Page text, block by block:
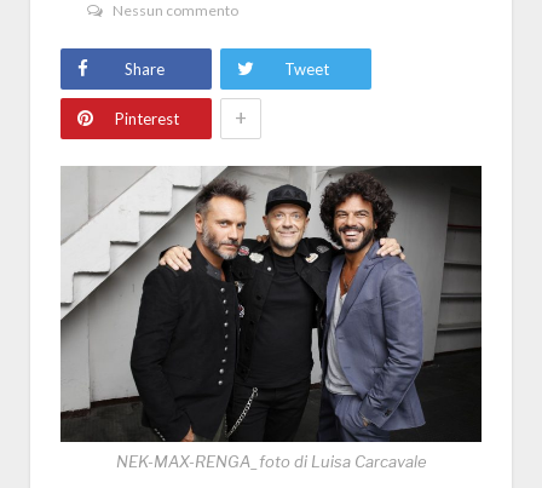
Nessun commento
Share Tweet
Pinterest +
NEK-MAX-RENGA_foto di Luisa Carcavale